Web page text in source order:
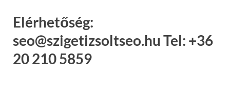
Elérhetőség:
seo@szigetizsoltseo.hu Tel: +36
20 210 5859